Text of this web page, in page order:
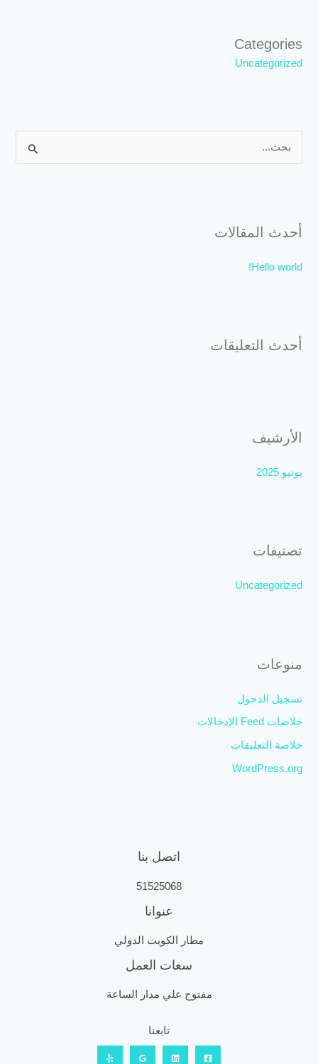
Categories
Uncategorized
ث
ن
أحدث المقالات
Hello world!
أحدث التعليقات
الأرشيف
يونيو 2025
تصنيفات
Uncategorized
منوعات
تسجيل الدخول
خلاصات Feed الإدخالات
خلاصة التعليقات
WordPress.org
اتصل بنا
51525068
عنوانا
مطار الكويت الدولي
سعات العمل
مفتوح علي مدار الساعة
تابعنا